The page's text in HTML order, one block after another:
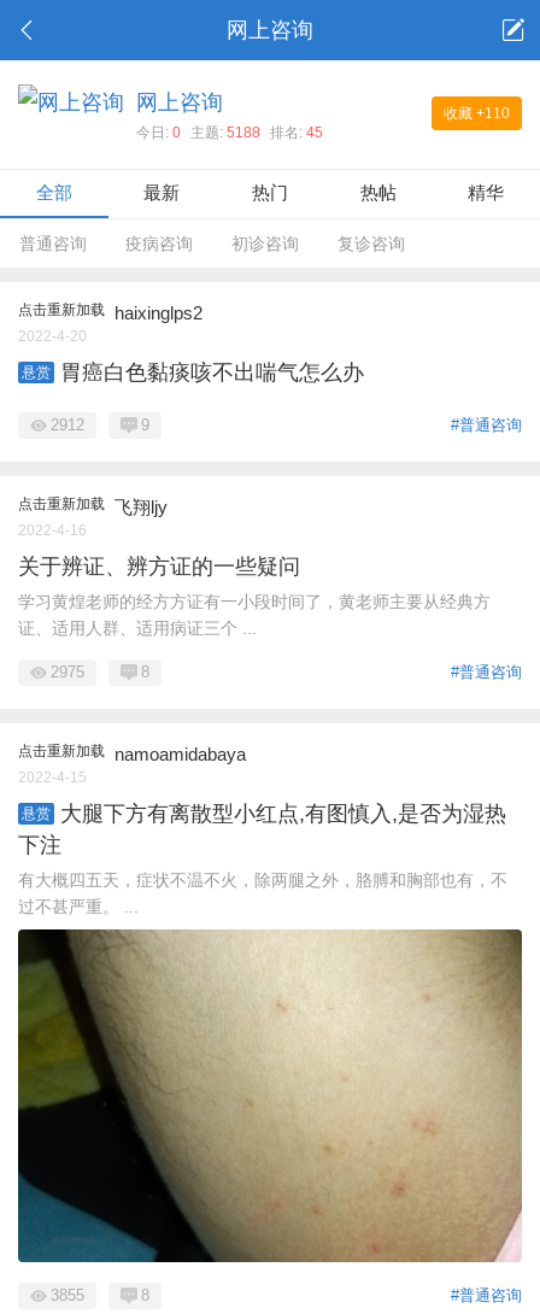
网上咨询
收藏 +110
网上咨询
今日: 0 主题: 5188 排名: 45
全部 最新 热门 热帖 精华
普通咨询 疫病咨询 初诊咨询 复诊咨询
点击重新加载 haixinglps2
2022-4-20
悬赏 胃癌白色黏痰咳不出喘气怎么办
#普通咨询
2912 9
点击重新加载 飞翔ljy
2022-4-16
关于辨证、辨方证的一些疑问
学习黄煌老师的经方方证有一小段时间了，黄老师主要从经典方
证、适用人群、适用病证三个 ...
#普通咨询
2975 8
点击重新加载 namoamidabaya
2022-4-15
悬赏
大腿下方有离散型小红点,有图慎入,是否为湿热
下注
有大概四五天，症状不温不火，除两腿之外，胳膊和胸部也有，不
过不甚严重。 ...
#普通咨询
3855 8